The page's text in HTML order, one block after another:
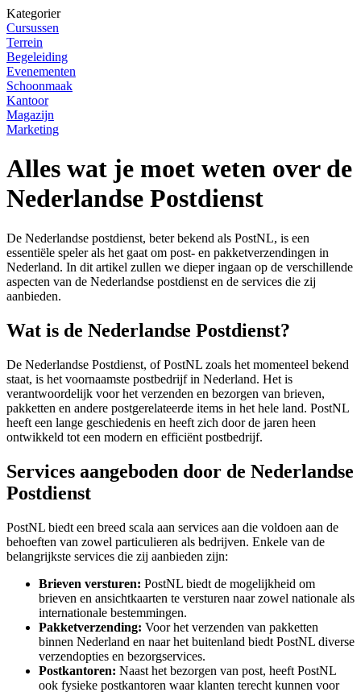
Kategorier
Cursussen
Terrein
Begeleiding
Evenementen
Schoonmaak
Kantoor
Magazijn
Marketing
Alles wat je moet weten over de
Nederlandse Postdienst
De Nederlandse postdienst, beter bekend als PostNL, is een
essentiële speler als het gaat om post- en pakketverzendingen in
Nederland. In dit artikel zullen we dieper ingaan op de verschillende
aspecten van de Nederlandse postdienst en de services die zij
aanbieden.
Wat is de Nederlandse Postdienst?
De Nederlandse Postdienst, of PostNL zoals het momenteel bekend
staat, is het voornaamste postbedrijf in Nederland. Het is
verantwoordelijk voor het verzenden en bezorgen van brieven,
pakketten en andere postgerelateerde items in het hele land. PostNL
heeft een lange geschiedenis en heeft zich door de jaren heen
ontwikkeld tot een modern en efficiënt postbedrijf.
Services aangeboden door de Nederlandse
Postdienst
PostNL biedt een breed scala aan services aan die voldoen aan de
behoeften van zowel particulieren als bedrijven. Enkele van de
belangrijkste services die zij aanbieden zijn:
Brieven versturen: PostNL biedt de mogelijkheid om
brieven en ansichtkaarten te versturen naar zowel nationale als
internationale bestemmingen.
Pakketverzending: Voor het verzenden van pakketten
binnen Nederland en naar het buitenland biedt PostNL diverse
verzendopties en bezorgservices.
Postkantoren: Naast het bezorgen van post, heeft PostNL
ook fysieke postkantoren waar klanten terecht kunnen voor